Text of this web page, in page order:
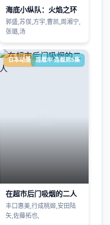
海底小纵队：火焰之环
郭盛,苏俣,方宇,曹凯,周湘宁,
张璐,汤
日本动漫 连载中 连载到5集
在超市后门吸烟的二人
丰口惠美,行成桃姬,安田陆
矢,佐藤拓也,